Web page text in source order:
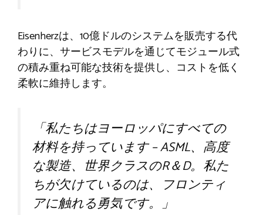
Eisenherzは、10億ドルのシステムを販売する代
わりに、サービスモデルを通じてモジュール式
の積み重ね可能な技術を提供し、コストを低く
柔軟に維持します。
「私たちはヨーロッパにすべての
材料を持っています – ASML、高度
な製造、世界クラスのR＆D。私た
ちが欠けているのは、フロンティ
アに触れる勇気です。」